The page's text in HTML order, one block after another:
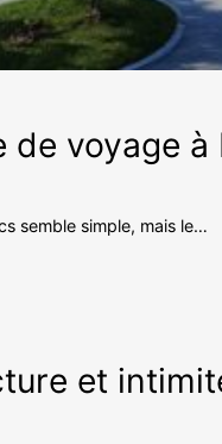
de voyage
semble simple, mais le…
et